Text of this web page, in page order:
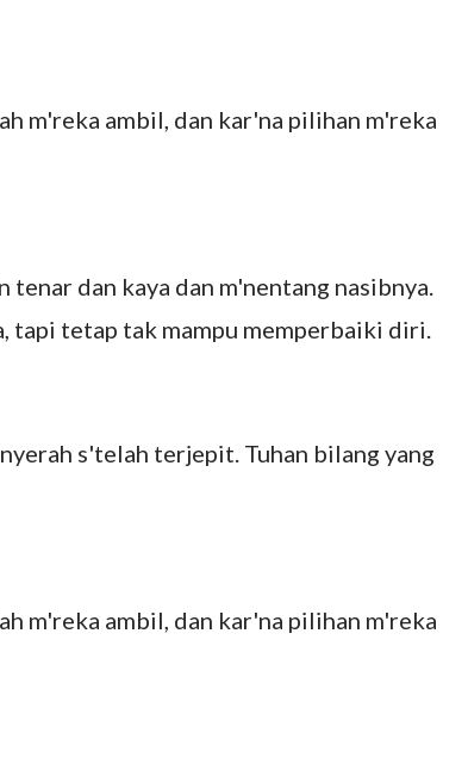
m'reka ambil, dan kar'na pilihan m'reka
dan kaya dan m'nentang nasibnya.
tapi tetap tak mampu memperbaiki diri.
s'telah terjepit. Tuhan bilang yang
m'reka ambil, dan kar'na pilihan m'reka